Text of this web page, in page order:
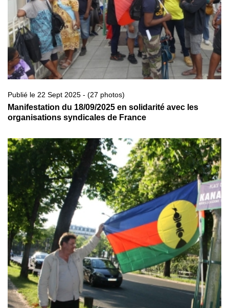
Publié le 22 Sept 2025 - (27 photos)
Manifestation du 18/09/2025 en solidarité avec les
organisations syndicales de France